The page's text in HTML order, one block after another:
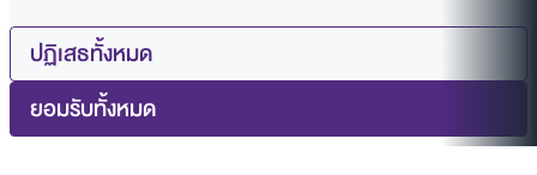
ปฏิเสธทั้งหมด
ยอมรับทั้งหมด